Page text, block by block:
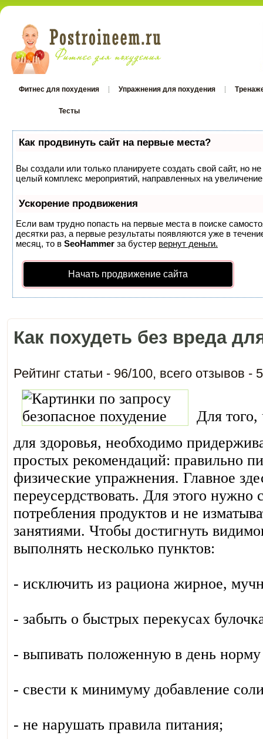
Фитнес для похудения Упражнения для похудения
Тесты
Как продвинуть сайт на первые места?
Вы создали или только планируете создать свой сайт, но
целый комплекс мероприятий, направленных на
Ускорение продвижения
Если вам трудно попасть на первые места в поиске
десятки раз, а первые результаты появляются уже в
месяц, то в SeoHammer за бустер вернут деньги.
Начать продвижение сайта
Как похудеть без вреда
Рейтинг статьи - 96/100, всего отзывов -
Для того,
для здоровья, необходимо
простых рекомендаций: правильно
физические упражнения. Главное
переусердствовать. Для этого нужно
потребления продуктов и не
занятиями. Чтобы достигнуть
выполнять несколько пунктов:
- исключить из рациона жирное,
- забыть о быстрых перекусах
- выпивать положенную в день
- свести к минимуму добавление
- не нарушать правила питания;